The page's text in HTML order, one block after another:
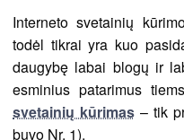
Interneto svetainių
todėl tikrai yra kuo
daugybę labai blogų ir
esminius patarimus
svetainių kūrimas– tik
buvo Nr. 1).